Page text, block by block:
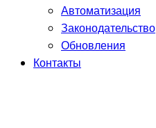
Автоматизация
Законодательство
Обновления
Контакты